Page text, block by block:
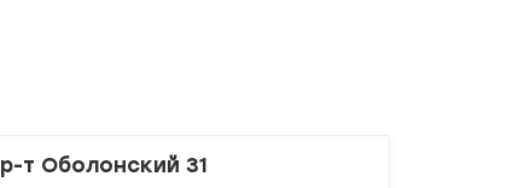
т Оболонский 31